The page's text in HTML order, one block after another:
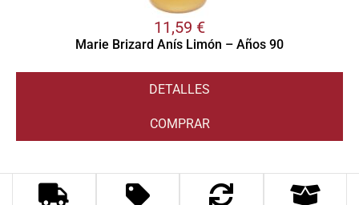
11,59 €
Marie Brizard Anís Limón – Años 90
DETALLES
COMPRAR